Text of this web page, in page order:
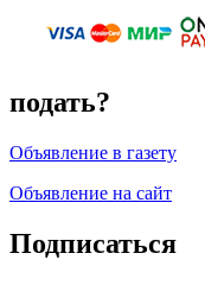
подать?
Объявление в газету
Объявление на сайт
Подписаться